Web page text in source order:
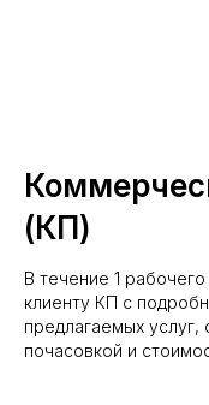
(КП)
В течение 1
клиенту КП с
предлагаемых услуг,
почасовкой и